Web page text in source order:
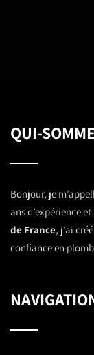
QUI-
Bonjour, je
ans d’expérience
de France, j’ai
confiance en